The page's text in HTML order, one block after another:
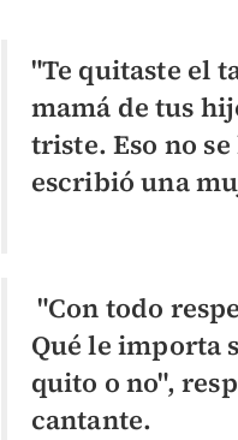
"Te quitaste el
mamá de tus
triste. Eso no se
escribió una
"Con todo
Qué le importa
quito o no",
cantante.